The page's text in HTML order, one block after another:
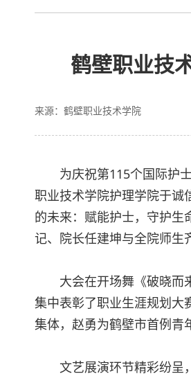
鹤壁职业技
来源：鹤壁职业技术学院
为庆祝第115个国际护
职业技术学院护理学院于诚
的未来：赋能护士，守护生
记、院长任建坤与全院师生
大会在开场舞《破晓而
集中表彰了职业生涯规划大
集体，赵勇为鹤壁市首例青
文艺展演环节精彩纷呈